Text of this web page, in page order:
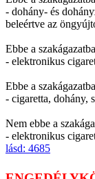
- dohány- és
beleértve az
Ebbe a
- elektronikus
Ebbe a
- cigaretta, dohány,
Nem ebbe a
- elektronikus
lásd: 4685